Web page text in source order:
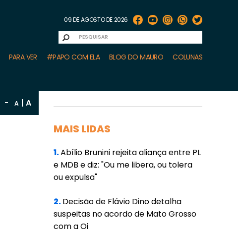
09 DE AGOSTO DE 2026
PARA VER #PAPO COM ELA BLOG DO MAURO COLUNAS
- A A
MAIS LIDAS
1.Abílio Brunini rejeita aliança entre PL
e MDB e diz: "Ou me libera, ou tolera
ou expulsa"
2.Decisão de Flávio Dino detalha
suspeitas no acordo de Mato Grosso
com a Oi